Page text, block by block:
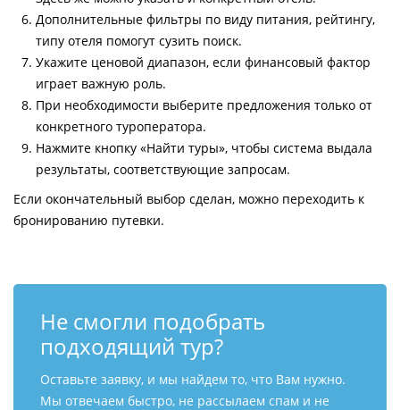
Дополнительные фильтры по виду питания, рейтингу,
типу отеля помогут сузить поиск.
Укажите ценовой диапазон, если финансовый фактор
играет важную роль.
При необходимости выберите предложения только от
конкретного туроператора.
Нажмите кнопку «Найти туры», чтобы система выдала
результаты, соответствующие запросам.
Если окончательный выбор сделан, можно переходить к
бронированию путевки.
Не смогли подобрать
подходящий тур?
Оставьте заявку, и мы найдем то, что Вам нужно.
Мы отвечаем быстро, не рассылаем спам и не